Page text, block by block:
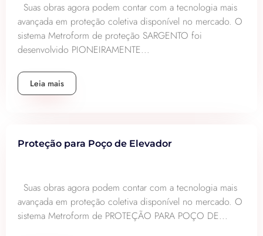
Suas obras agora podem contar com a tecnologia mais
avançada em proteção coletiva disponível no mercado. O
sistema Metroform de proteção SARGENTO foi
desenvolvido PIONEIRAMENTE...
Leia mais
Proteção para Poço de Elevador
Suas obras agora podem contar com a tecnologia mais
avançada em proteção coletiva disponível no mercado. O
sistema Metroform de PROTEÇÃO PARA POÇO DE...